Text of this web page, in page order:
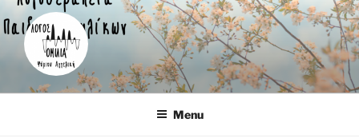
Skip
to
content
Λογοθεραπεύτρια – Καρέας
Menu